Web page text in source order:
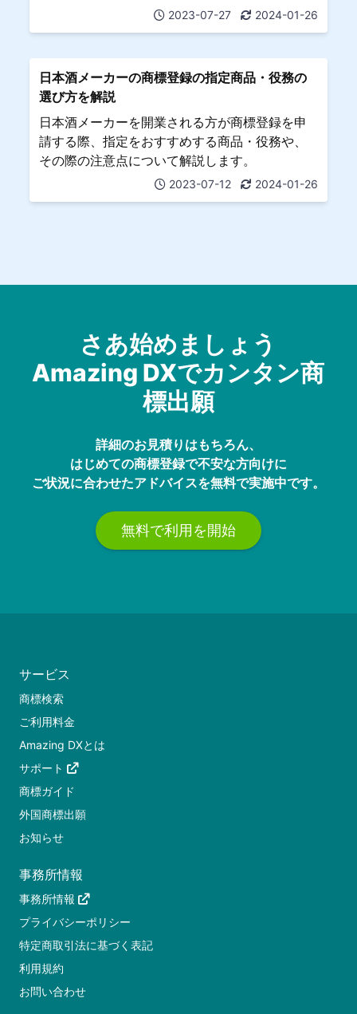
2023-07-27 2024-01-26
日本酒メーカーの商標登録の指定商品・役務の
選び方を解説
日本酒メーカーを開業される方が商標登録を申
請する際、指定をおすすめする商品・役務や、
その際の注意点について解説します。
2023-07-12 2024-01-26
さあ始めましょう
Amazing DXでカンタン商
標出願
詳細のお見積りはもちろん、
はじめての商標登録で不安な方向けに
ご状況に合わせたアドバイスを無料で実施中です。
無料で利用を開始
サービス
商標検索
ご利用料金
Amazing DXとは
サポート
商標ガイド
外国商標出願
お知らせ
事務所情報
事務所情報
プライバシーポリシー
特定商取引法に基づく表記
利用規約
お問い合わせ